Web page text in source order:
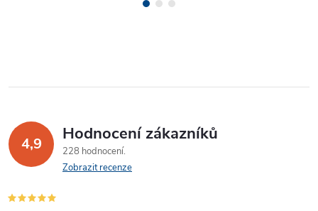
4,9 Hodnocení zákazníků
228 hodnocení
Zobrazit recenze